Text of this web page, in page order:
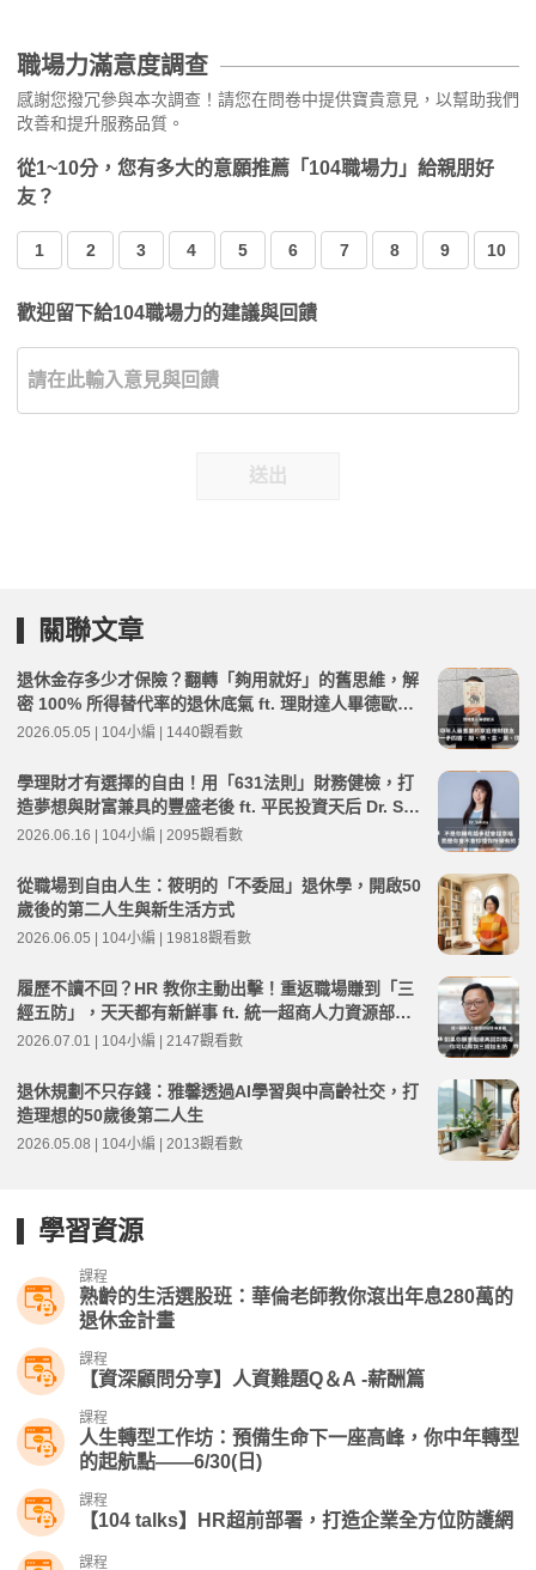
職場力滿意度調查
感謝您撥冗參與本次調查！請您在問卷中提供寶貴意見，以幫助我們
改善和提升服務品質。
從1~10分，您有多大的意願推薦「104職場力」給親朋好
友？
1 2 3 4 5 6 7 8 9 10
歡迎留下給104職場力的建議與回饋
送出
關聯文章
退休金存多少才保險？翻轉「夠用就好」的舊思維，解
密 100% 所得替代率的退休底氣 ft. 理財達人畢德歐夫 |
高年級不打烊 x 用 AI 點亮第二人生 EP271
2026.05.05 | 104小編 | 1440觀看數
學理財才有選擇的自由！用「631法則」財務健檢，打
造夢想與財富兼具的豐盛老後 ft. 平民投資天后 Dr. Sel
ena | 高年級不打烊 x 用 AI 點亮第二人生 EP277
2026.06.16 | 104小編 | 2095觀看數
從職場到自由人生：筱明的「不委屈」退休學，開啟50
歲後的第二人生與新生活方式
2026.06.05 | 104小編 | 19818觀看數
履歷不讀不回？HR 教你主動出擊！重返職場賺到「三
經五防」，天天都有新鮮事 ft. 統一超商人力資源部經
理 林宸碩 | 高年級不打烊 x 用 AI 點亮第二人生 EP279
2026.07.01 | 104小編 | 2147觀看數
退休規劃不只存錢：雅馨透過AI學習與中高齡社交，打
造理想的50歲後第二人生
2026.05.08 | 104小編 | 2013觀看數
學習資源
課程
熟齡的生活選股班：華倫老師教你滾出年息280萬的
退休金計畫
課程
【資深顧問分享】人資難題Q＆A -薪酬篇
課程
人生轉型工作坊：預備生命下一座高峰，你中年轉型
的起航點——6/30(日)
課程
【104 talks】HR超前部署，打造企業全方位防護網
課程